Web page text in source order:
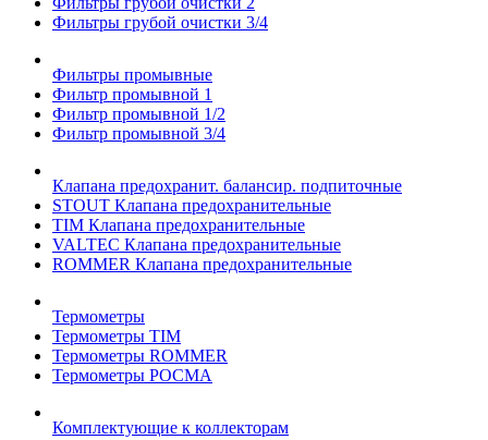
Фильтры грубой очистки 3/4
Фильтры промывные
Фильтр промывной 1
Фильтр промывной 1/2
Фильтр промывной 3/4
Клапана предохранит. балансир. подпиточные
STOUT Клапана предохранительные
TIM Клапана предохранительные
VALTEC Клапана предохранительные
ROMMER Клапана предохранительные
Термометры
Термометры TIM
Термометры ROMMER
Термометры РОСМА
Комплектующие к коллекторам